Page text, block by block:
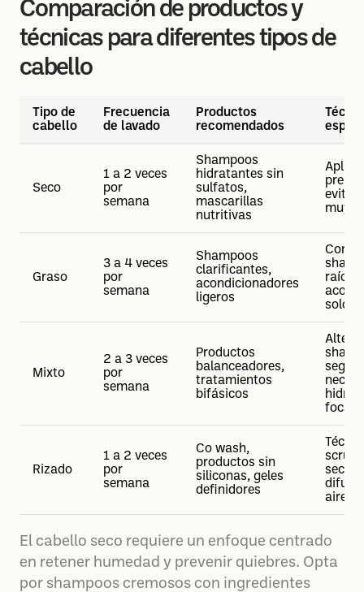
Comparación de productos y
técnicas para diferentes tipos de
cabello
Tipo de
cabello
Frecuencia
de lavado
Productos
recomendados
Seco
1 a 2 veces
por
semana
Shampoos
hidratantes sin
sulfatos,
mascarillas
nutritivas
pre
evitar
muy
Graso
3 a 4 veces
por
semana
Shampoos
clarificantes,
acondicionadores
ligeros
raíces,
solo
Mixto
2 a 3 veces
por
semana
Productos
balanceadores,
tratamientos
bifásicos
según
Rizado
1 a 2 veces
por
semana
Co wash,
productos sin
siliconas, geles
definidores
secar
aire
El cabello seco requiere un enfoque centrado
en retener humedad y prevenir quiebres. Opta
por shampoos cremosos con ingredientes